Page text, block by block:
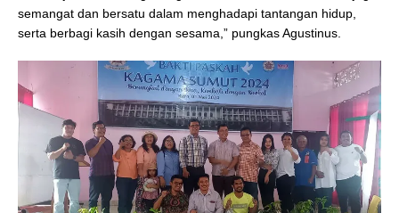
semangat dan bersatu dalam menghadapi tantangan hidup,
serta berbagi kasih dengan sesama,” pungkas Agustinus.